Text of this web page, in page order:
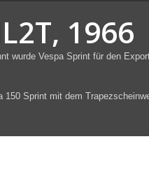
1966
wurde Vespa Sprint für den
Sprint mit dem